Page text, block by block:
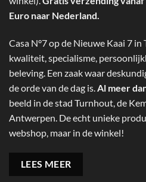
Euro naar Nederland.
Casa N°7 op de Nieuwe Kaai 7
kwaliteit, specialisme,
beleving. Een zaak waar
de orde van de dag is.Al meer
beeld in de stad Turnhout, de
Antwerpen. De echt unieke
webshop, maar in de winkel!
LEES MEER